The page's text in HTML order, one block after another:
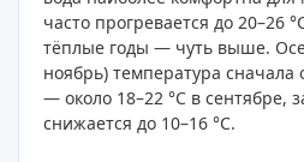
часто прогревается до 20–26
тёплые годы — чуть выше.
ноябрь) температура сначала
— около 18–22 °C в сентябре,
снижается до 10–16 °C.